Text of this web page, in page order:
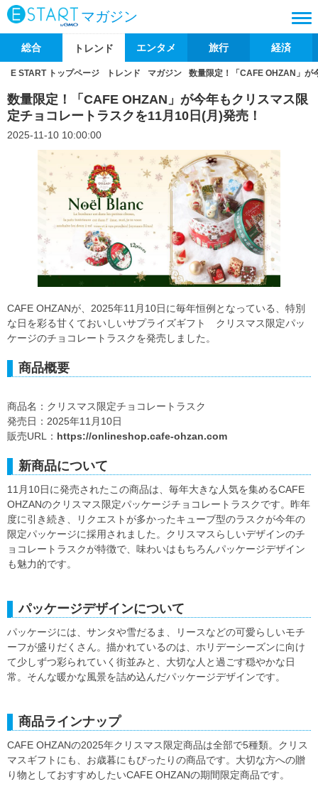
マガジン
総合 トレンド エンタメ 旅行 経済
E START トップページ トレンド マガジン 数量限定！「CAFE OHZAN」が
数量限定！「CAFE OHZAN」が今年もクリスマス限
定チョコレートラスクを11月10日(月)発売！
2025-11-10 10:00:00
CAFE OHZANが、2025年11月10日に毎年恒例となっている、特別
な日を彩る甘くておいしいサプライズギフト クリスマス限定パッ
ケージのチョコレートラスクを発売しました。
商品概要
商品名：クリスマス限定チョコレートラスク
発売日：2025年11月10日
販売URL： https://onlineshop.cafe-ohzan.com
新商品について
11月10日に発売されたこの商品は、毎年大きな人気を集めるCAFE
OHZANのクリスマス限定パッケージチョコレートラスクです。昨年
度に引き続き、リクエストが多かったキューブ型のラスクが今年の
限定パッケージに採用されました。クリスマスらしいデザインのチ
ョコレートラスクが特徴で、味わいはもちろんパッケージデザイン
も魅力的です。
パッケージデザインについて
パッケージには、サンタや雪だるま、リースなどの可愛らしいモチ
ーフが盛りだくさん。描かれているのは、ホリデーシーズンに向け
て少しずつ彩られていく街並みと、大切な人と過ごす穏やかな日
常。そんな暖かな風景を詰め込んだパッケージデザインです。
商品ラインナップ
CAFE OHZANの2025年クリスマス限定商品は全部で5種類。クリス
マスギフトにも、お歳暮にもぴったりの商品です。大切な方への贈
り物としておすすめしたいCAFE OHZANの期間限定商品です。